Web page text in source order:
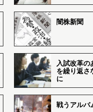
闇株新聞
入試改革の
を繰り返さ
に
戦うアルバ